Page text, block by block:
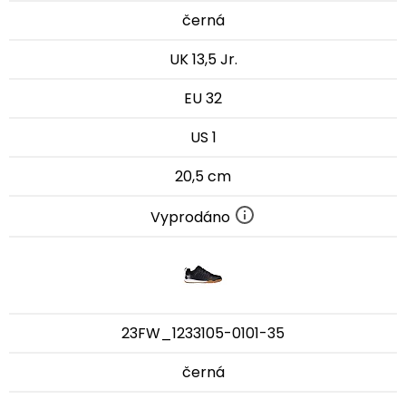
černá
UK 13,5 Jr.
EU 32
US 1
20,5 cm
Vyprodáno
23FW_1233105-0101-35
černá